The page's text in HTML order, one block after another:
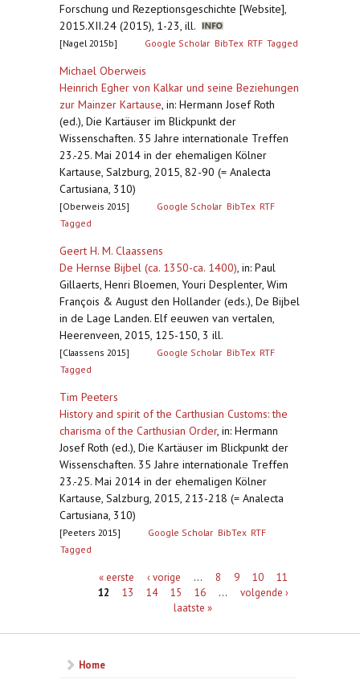
Forschung und Rezeptionsgeschichte [Website],
2015.XII.24 (2015), 1-23, ill.
[Nagel 2015b] Google Scholar BibTex RTF Tagged
Michael Oberweis
Heinrich Egher von Kalkar und seine Beziehungen
zur Mainzer Kartause, in: Hermann Josef Roth
(ed.), Die Kartäuser im Blickpunkt der
Wissenschaften. 35 Jahre internationale Treffen
23.-25. Mai 2014 in der ehemaligen Kölner
Kartause, Salzburg, 2015, 82-90 (= Analecta
Cartusiana, 310)
[Oberweis 2015] Google Scholar BibTex RTF
Tagged
Geert H. M. Claassens
De Hernse Bijbel (ca. 1350-ca. 1400), in: Paul
Gillaerts, Henri Bloemen, Youri Desplenter, Wim
François & August den Hollander (eds.), De Bijbel
in de Lage Landen. Elf eeuwen van vertalen,
Heerenveen, 2015, 125-150, 3 ill.
[Claassens 2015] Google Scholar BibTex RTF
Tagged
Tim Peeters
History and spirit of the Carthusian Customs: the
charisma of the Carthusian Order, in: Hermann
Josef Roth (ed.), Die Kartäuser im Blickpunkt der
Wissenschaften. 35 Jahre internationale Treffen
23.-25. Mai 2014 in der ehemaligen Kölner
Kartause, Salzburg, 2015, 213-218 (= Analecta
Cartusiana, 310)
[Peeters 2015] Google Scholar BibTex RTF
Tagged
Pagina's« eerste ‹ vorige … 8 9 10
11
12
13 14 15 16 …
volgende ›
laatste »
Home